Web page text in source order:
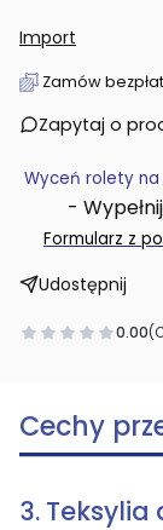
Import
Zamów
Zapytaj o
Wyceń rolety
-
Formularz z
Udostępnij
0.00
Cechy
3.